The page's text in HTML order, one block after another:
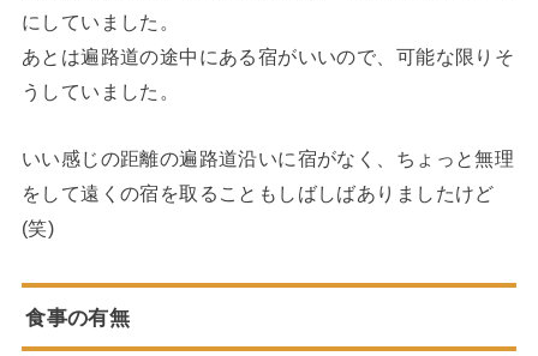
にしていました。
あとは遍路道の途中にある宿がいいので、可能な限りそ
うしていました。
いい感じの距離の遍路道沿いに宿がなく、ちょっと無理
をして遠くの宿を取ることもしばしばありましたけど
(笑)
食事の有無